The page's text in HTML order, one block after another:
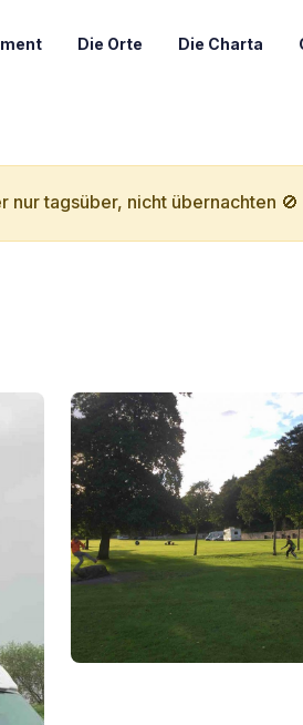
Die Orte Die Charta
nur tagsüber, nicht übernachten 🚫